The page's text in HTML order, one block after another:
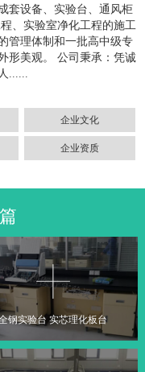
套设备、实验台、通风柜
、实验室净化工程的施工
管理体制和一批高中级专
形美观。 公司秉承：凭诚
......
企业文化
企业资质
钢实验台 实芯理化板台